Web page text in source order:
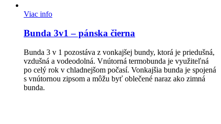
Viac info
Bunda 3v1 – pánska čierna
Bunda 3 v 1 pozostáva z vonkajšej bundy, ktorá je priedušná,
vzdušná a vodeodolná. Vnútorná termobunda je využiteľná
po celý rok v chladnejšom počasí. Vonkajšia bunda je spojená
s vnútornou zipsom a môžu byť oblečené naraz ako zimná
bunda.